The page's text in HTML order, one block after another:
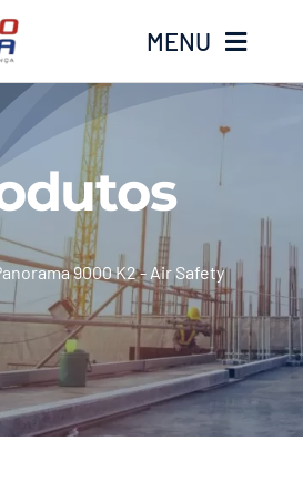
MENU
9000 K2 - Air Safety